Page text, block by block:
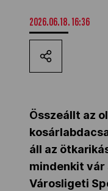
OVEP
2026.06.18. 16:36
Összeállt az
áll az
mindenkit vár
Városligeti